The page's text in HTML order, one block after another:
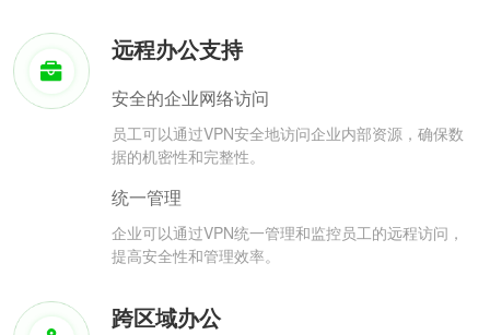
远程办公支持
安全的企业网络访问
员工可以通过VPN安全地访问企业内部资源，确保数
据的机密性和完整性。
统一管理
企业可以通过VPN统一管理和监控员工的远程访问，
提高安全性和管理效率。
跨区域办公